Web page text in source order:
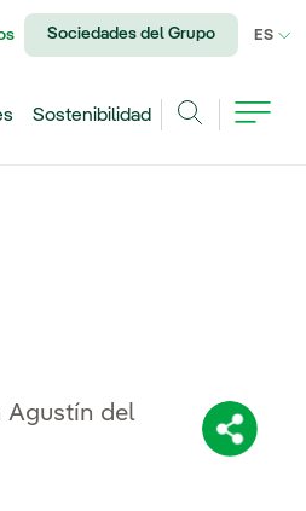
Sociedades del Grupo ES
Sostenibilidad
Agustín del